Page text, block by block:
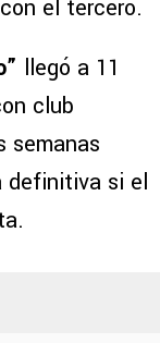
el tercero.
llegó a 11
club
semanas
definitiva si el